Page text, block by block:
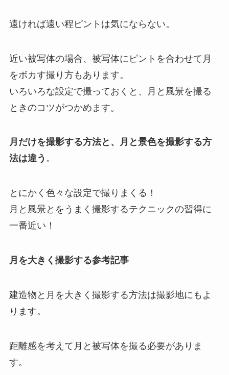
遠ければ遠い程ピントは気にならない。
近い被写体の場合、被写体にピントを合わせて月
をボカす撮り方もあります。
いろいろな設定で撮っておくと、月と風景を撮る
ときのコツがつかめます。
月だけを撮影する方法と、月と景色を撮影する方
法は違う 。
とにかく色々な設定で撮りまくる！
月と風景とをうまく撮影するテクニックの習得に
一番近い！
月を大きく撮影する参考記事
建造物と月を大きく撮影する方法は撮影地にもよ
ります。
距離感を考えて月と被写体を撮る必要がありま
す。